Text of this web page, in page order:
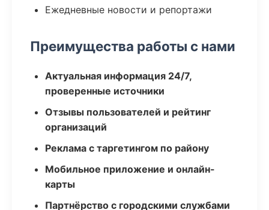
Ежедневные новости и репортажи
Преимущества работы с нами
Актуальная информация 24/7,
проверенные источники
Отзывы пользователей и рейтинг
организаций
Реклама с таргетингом по району
Мобильное приложение и онлайн-
карты
Партнёрство с городскими службами